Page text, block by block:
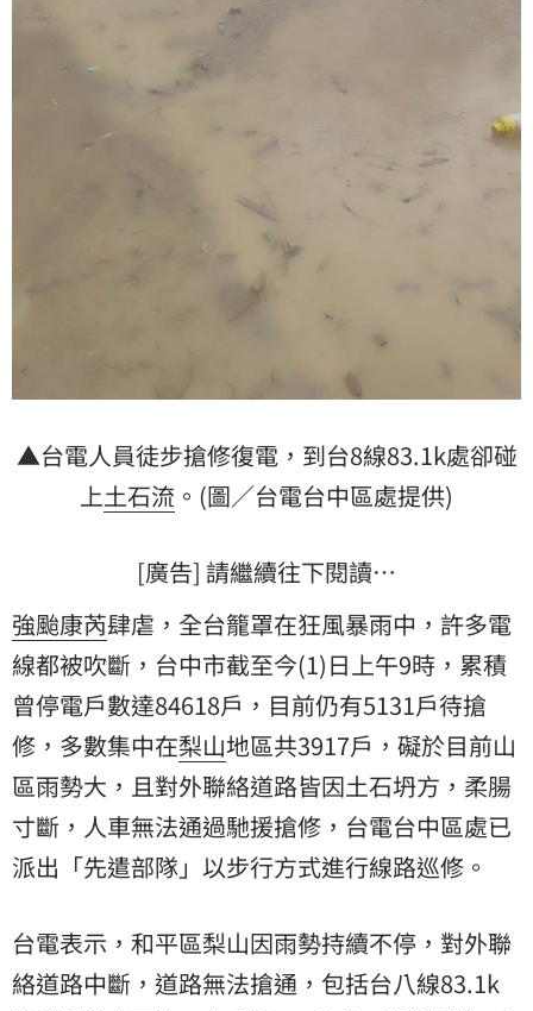
▲台電人員徒步搶修復電，到台8線83.1k處卻碰
上土石流 。(圖／台電台中區處提供)
[廣告] 請繼續往下閱讀…
強颱康芮肆虐，全台籠罩在狂風暴雨中，許多電
線都被吹斷，台中市截至今(1)日上午9時，累積
曾停電戶數達84618戶，目前仍有5131戶待搶
修，多數集中在梨山地區共3917戶，礙於目前山
區雨勢大，且對外聯絡道路皆因土石坍方，柔腸
寸斷，人車無法通過馳援搶修，台電台中區處已
派出「先遣部隊」以步行方式進行線路巡修。
台電表示，和平區梨山因雨勢持續不停，對外聯
絡道路中斷，道路無法搶通，包括台八線83.1k